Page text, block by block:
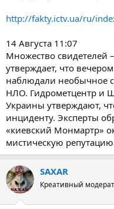
http://fakty.ictv.ua/ru/
14 Августа 11:07
Множество свидетелей
утверждает, что
наблюдали необычное
НЛО. Гидрометцентр и
Украины утверждают,
инциденту. Эксперты
«киевский Монмартр»
мистическую
SAXAR
Креативный